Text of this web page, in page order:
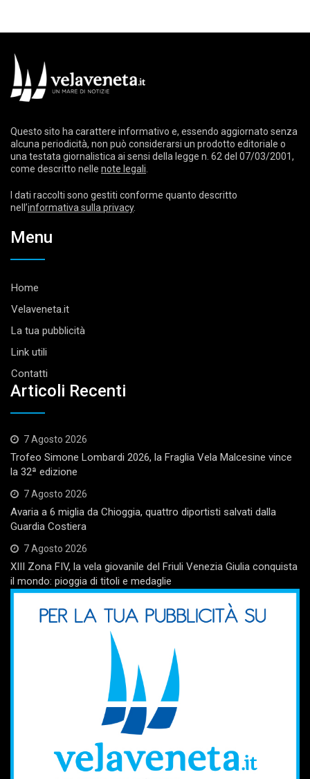
Questo sito ha carattere informativo e, essendo aggiornato senza
alcuna periodicità, non può considerarsi un prodotto editoriale o
una testata giornalistica ai sensi della legge n. 62 del 07/03/2001,
come descritto nelle note legali.
I dati raccolti sono gestiti conforme quanto descritto
nell’informativa sulla privacy.
Menu
Home
Velaveneta.it
La tua pubblicità
Link utili
Contatti
Articoli Recenti
7 Agosto 2026
Trofeo Simone Lombardi 2026, la Fraglia Vela Malcesine vince
la 32ª edizione
7 Agosto 2026
Avaria a 6 miglia da Chioggia, quattro diportisti salvati dalla
Guardia Costiera
7 Agosto 2026
XIII Zona FIV, la vela giovanile del Friuli Venezia Giulia conquista
il mondo: pioggia di titoli e medaglie